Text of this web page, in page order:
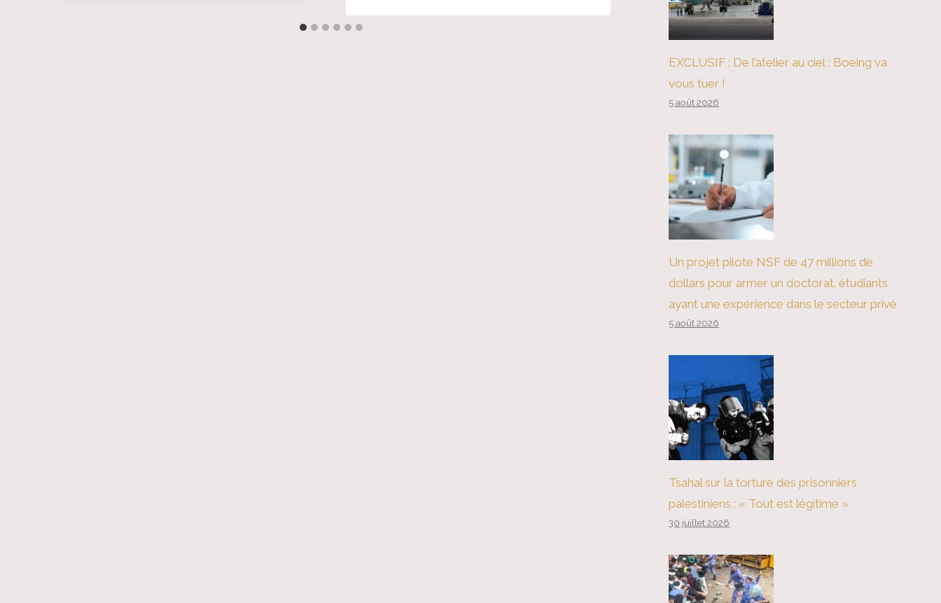
EXCLUSIF : De l’atelier au ciel : Boeing va
vous tuer !
5 août 2026
Un projet pilote NSF de 47 millions de
dollars pour armer un doctorat. étudiants
ayant une expérience dans le secteur privé
5 août 2026
Tsahal sur la torture des prisonniers
palestiniens : « Tout est légitime »
30 juillet 2026